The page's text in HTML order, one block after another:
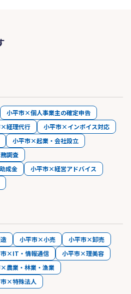
小平市×個人事業主の確定申告
経理代行
小平市×インボイス対応
小平市×起業・会社設立
調査
成金
小平市×経営アドバイス
小平市×小売
小平市×卸売
×IT・情報通信
小平市×理美容
農業・林業・漁業
×特殊法人